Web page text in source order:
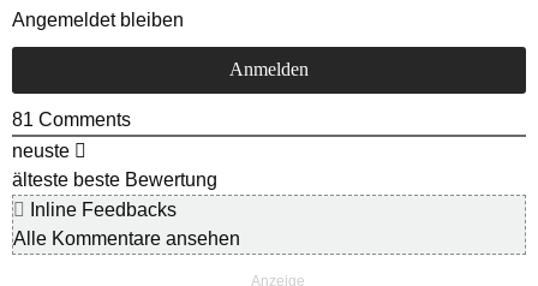
Angemeldet bleiben
81 Comments
neuste
älteste beste Bewertung
Inline Feedbacks
Alle Kommentare ansehen